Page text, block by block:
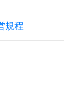
規程